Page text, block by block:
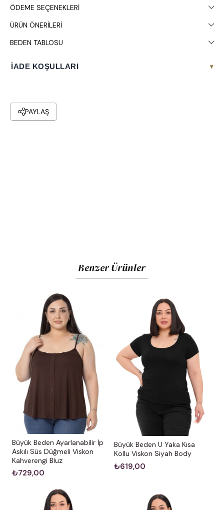
ÖDEME SEÇENEKLERI
ÜRÜN ÖNERILERI
BEDEN TABLOSU
İADE KOŞULLARI ▾
PAYLAŞ
Benzer Ürünler
Büyük Beden Ayarlanabilir İp
Askılı Süs Düğmeli Viskon
Kahverengi Bluz
₺729,00
Büyük Beden U Yaka Kısa
Kollu Viskon Siyah Body
₺619,00